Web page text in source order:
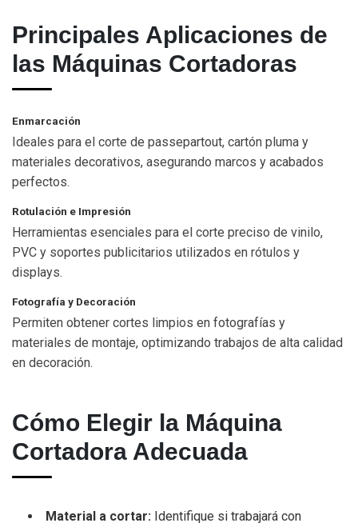
Principales Aplicaciones de
las Máquinas Cortadoras
Enmarcación
Ideales para el corte de passepartout, cartón pluma y
materiales decorativos, asegurando marcos y acabados
perfectos.
Rotulación e Impresión
Herramientas esenciales para el corte preciso de vinilo,
PVC y soportes publicitarios utilizados en rótulos y
displays.
Fotografía y Decoración
Permiten obtener cortes limpios en fotografías y
materiales de montaje, optimizando trabajos de alta calidad
en decoración.
Cómo Elegir la Máquina
Cortadora Adecuada
Material a cortar: Identifique si trabajará con